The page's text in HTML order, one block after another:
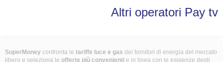
Altri operatori Pay tv
SuperMoney confronta le tariffe luce e gas dei fornitori di energia del mercato
libero e seleziona le offerte più convenienti e in linea con le esigenze degli